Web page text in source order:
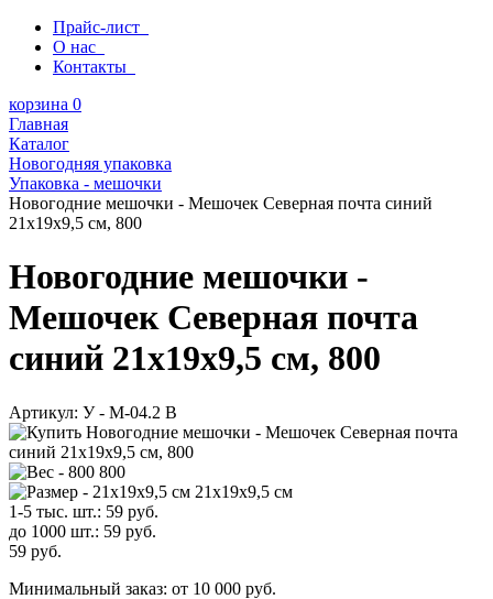
Прайс-лист
О нас
Контакты
корзина 0
Главная
Каталог
Новогодняя упаковка
Упаковка - мешочки
Новогодние мешочки - Мешочек Северная почта синий
21х19х9,5 см, 800
Новогодние мешочки -
Мешочек Северная почта
синий 21х19х9,5 см, 800
Артикул: У - M-04.2 B
800
21х19х9,5 см
1-5 тыс. шт.: 59 руб.
до 1000 шт.: 59 руб.
59 руб.
Минимальный заказ: от 10 000 руб.